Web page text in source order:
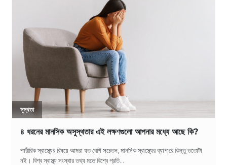
সুস্থতা
৪ ধরনের মানসিক অসুস্থতার এই লক্ষণগুলো আপনার মধ্যে আছে কি?
শারীরিক স্বাস্থ্যের বিষয়ে আমরা যত বেশি সচেতন, মানসিক স্বাস্থ্যের ব্যাপারে কিন্তু ততোটা
নই। বিশ্ব স্বাস্থ্য সংস্থার তথ্য মতে বিশ্বে প্রতি...